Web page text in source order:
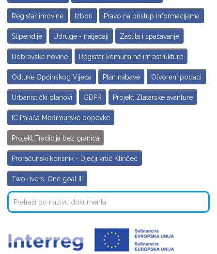
Registar imovine Izbori Pravo na pristup informacijama
Stipendije Udruge - natječaji Zaštita i spašavanje
Dobravske novine Registar komunalne infrastrukture
Odluke Općinskog Vijeća Plan nabave Otvoreni podaci
Urbanistički planovi GDPR Projekt Zlatarske avanture
IC Palača Međimurske popevke
Projekt Tradicija bez granica
Proračunski korisnik - Dječji vrtić Klinčec
Two rivers, One goal III